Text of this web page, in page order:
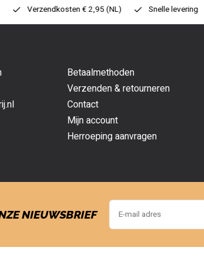
Snelle levering Veilig betalen (iDEAL
Betaalmethoden
Verzenden & retourneren
Contact
Mijn account
Herroeping aanvragen
NIEUWSBRIEF